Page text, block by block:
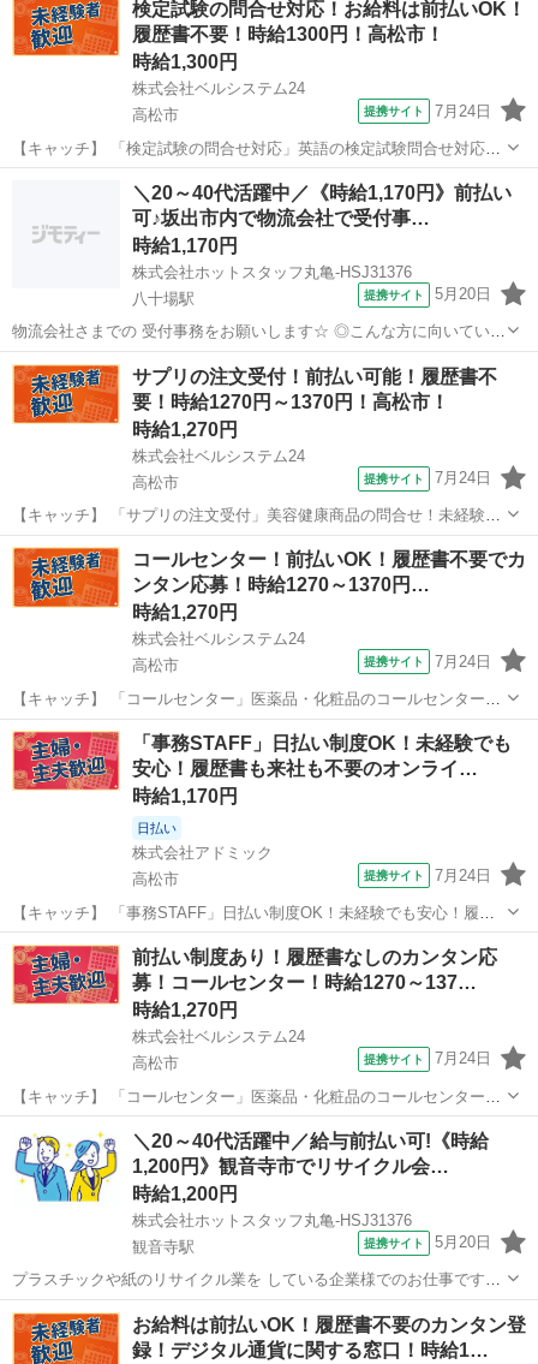
テム24ではWワークや扶養内勤務、短期や長期など様々なお仕事をご
紹介可能！ お給料は前払いで...
検定試験の問合せ対応！お給料は前払いOK！
履歴書不要！時給1300円！高松市！
時給1,300円
株式会社ベルシステム24
高松市
提携サイト 7月24日
【キャッチ】 「検定試験の問合せ対応」英語の検定試験問合せ対応！
未経験OK！土日祝基本休み！週3日～！服装自由 【コメント】 ベルシ
ステム24には経験や資格一切不問のお仕事も多数(^^♪ ＃扶養内・Wワ
ーク ＃週2のスキ...
電話対応
＼20～40代活躍中／《時給1,170円》前払い
可♪坂出市内で物流会社で受付事…
時給1,170円
株式会社ホットスタッフ丸亀-HSJ31376
八十場駅
提携サイト 5月20日
物流会社さまでの 受付事務をお願いします☆ ◎こんな方に向いていま
す ■未経験からのスタートでい方 ■日勤のみご希望の方 ■定時退社を
希望の方 ■長期でしっかり働きたい方
━━━━━━━━━━━━━━━━...
香川 八十場駅 受付
サプリの注文受付！前払い可能！履歴書不
要！時給1270円～1370円！高松市！
時給1,270円
株式会社ベルシステム24
高松市
提携サイト 7月24日
【キャッチ】 「サプリの注文受付」美容健康商品の問合せ！未経験
OK！高時給！週3日～OK！服装自由！車通勤OK 【コメント】 ベルシ
ステム24ではWワークや扶養内勤務、短期や長期など様々なお仕事を
ご紹介可能！ お給料は前払...
香川 高松市
コールセンター！前払いOK！履歴書不要でカ
ンタン応募！時給1270～1370円…
時給1,270円
株式会社ベルシステム24
高松市
提携サイト 7月24日
【キャッチ】 「コールセンター」医薬品・化粧品のコールセンター！
週休3日OK！未経験歓迎！開始日調整可 【コメント】 ベルシステム24
には経験や資格一切不問のお仕事も多数(^^♪ ＃扶養内・Wワーク ＃週
2のスキマワーク...
香川 高松市 電話対応
「事務STAFF」日払い制度OK！未経験でも
安心！履歴書も来社も不要のオンライ…
時給1,170円
日払い
株式会社アドミック
高松市
提携サイト 7月24日
【キャッチ】 「事務STAFF」日払い制度OK！未経験でも安心！履歴
書も来社も不要のオンライン登録！時給1170円～！高松市 【コメン
ト】 あなたにピッタリのお仕事がきっと見つかる♪ ★経験を問わず始
められるお仕事多数♪...
香川 高松市 一般事務
前払い制度あり！履歴書なしのカンタン応
募！コールセンター！時給1270～137…
時給1,270円
株式会社ベルシステム24
高松市
提携サイト 7月24日
【キャッチ】 「コールセンター」医薬品・化粧品のコールセンター！
週休3日OK！未経験歓迎！開始日調整可 【コメント】 ベルシステム24
には経験や資格一切不問のお仕事も多数(^^♪ ＃扶養内・Wワーク ＃週
2のスキマワーク...
高松市 電話対応
＼20～40代活躍中／給与前払い可!《時給
1,200円》観音寺市でリサイクル会…
時給1,200円
株式会社ホットスタッフ丸亀-HSJ31376
観音寺駅
提携サイト 5月20日
プラスチックや紙のリサイクル業を している企業様でのお仕事です☆
◎こんな方にオススメ ■経験を活かしたい方 ■日勤固定で勤務がした
い方 ■フルタイムでお探しの方 ────────────────── ＼お仕事
の詳...
香川 観音寺駅 営業事務
お給料は前払いOK！履歴書不要のカンタン登
録！デジタル通貨に関する窓口！時給1…